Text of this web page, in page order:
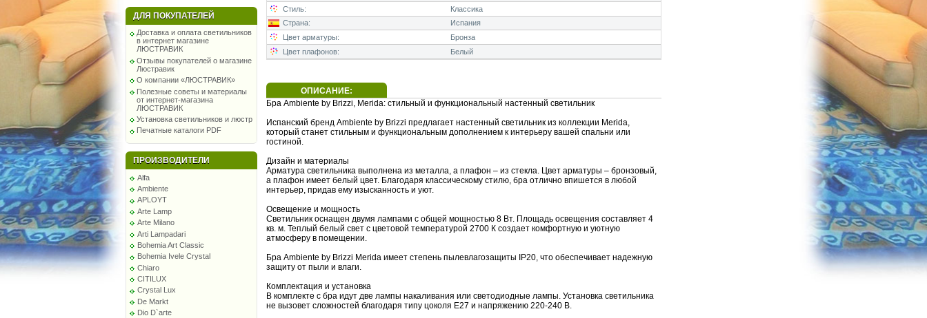
ДЛЯ ПОКУПАТЕЛЕЙ
Доставка и оплата светильников
в интернет магазине
ЛЮСТРАВИК
Отзывы покупателей о магазине
Люстравик
О компании «ЛЮСТРАВИК»
Полезные советы и материалы
от интернет-магазина
ЛЮСТРАВИК
Установка светильников и люстр
Печатные каталоги PDF
ПРОИЗВОДИТЕЛИ
Alfa
Ambiente
APLOYT
Arte Lamp
Arte Milano
Arti Lampadari
Bohemia Art Classic
Bohemia Ivele Crystal
Chiaro
CITILUX
Crystal Lux
De Markt
Dio D`arte
Стиль:
Классика
Страна:
Испания
Цвет арматуры:
Бронза
Цвет плафонов:
Белый
ОПИСАНИЕ:
Бра Ambiente by Brizzi, Merida: стильный и функциональный настенный светильник
Испанский бренд Ambiente by Brizzi предлагает настенный светильник из коллекции Merida,
который станет стильным и функциональным дополнением к интерьеру вашей спальни или
гостиной.
Дизайн и материалы
Арматура светильника выполнена из металла, а плафон – из стекла. Цвет арматуры – бронзовый,
а плафон имеет белый цвет. Благодаря классическому стилю, бра отлично впишется в любой
интерьер, придав ему изысканность и уют.
Освещение и мощность
Светильник оснащен двумя лампами с общей мощностью 8 Вт. Площадь освещения составляет 4
кв. м. Теплый белый свет с цветовой температурой 2700 К создает комфортную и уютную
атмосферу в помещении.
Бра Ambiente by Brizzi Merida имеет степень пылевлагозащиты IP20, что обеспечивает надежную
защиту от пыли и влаги.
Комплектация и установка
В комплекте с бра идут две лампы накаливания или светодиодные лампы. Установка светильника
не вызовет сложностей благодаря типу цоколя E27 и напряжению 220-240 В.